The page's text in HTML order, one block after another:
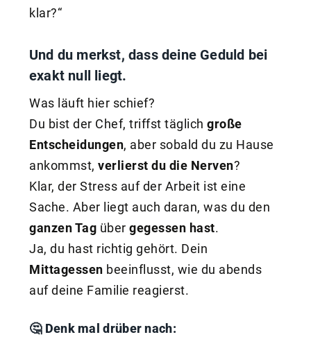
klar?“
Und du merkst, dass deine Geduld bei
exakt null liegt.
Was läuft hier schief?
Du bist der Chef, triffst täglich große
Entscheidungen, aber sobald du zu Hause
ankommst, verlierst du die Nerven?
Klar, der Stress auf der Arbeit ist eine
Sache. Aber liegt auch daran, was du den
ganzen Tag über gegessen hast.
Ja, du hast richtig gehört. Dein
Mittagessen beeinflusst, wie du abends
auf deine Familie reagierst.
🤔 Denk mal drüber nach: